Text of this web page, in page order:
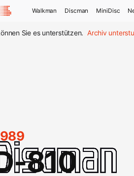
Walkman Discman MiniDisc
Sie es unterstützen. Archiv
810